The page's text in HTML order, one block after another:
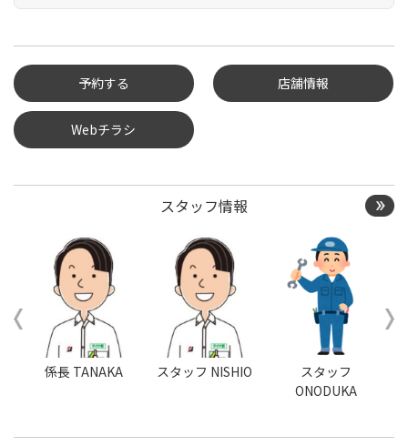
予約する
タイヤ点検・安全点検/タ
約
店舗情報
Webチラシ
スタッフ情報
係長 TANAKA スタッフ NISHIO
スタッフ
ONODUKA